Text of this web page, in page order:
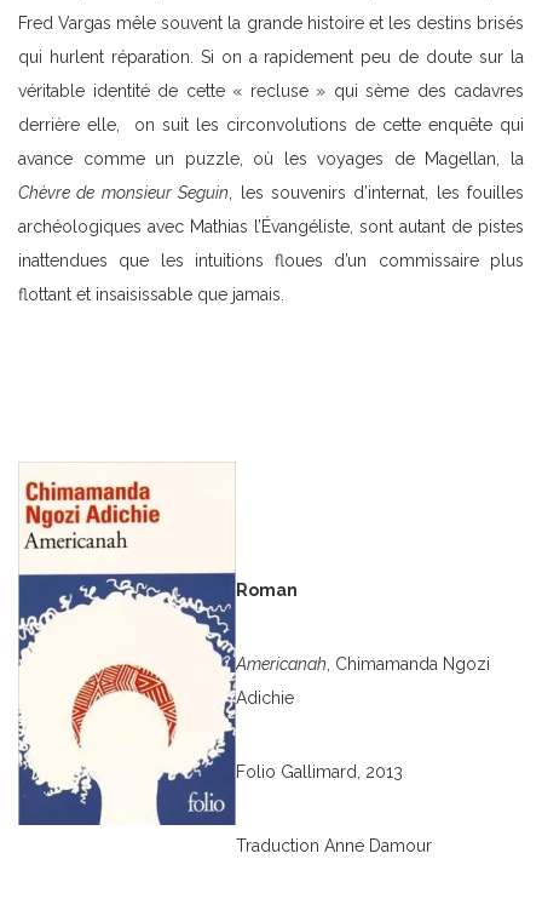
Fred Vargas mêle souvent la grande histoire et les destins brisés
qui hurlent réparation. Si on a rapidement peu de doute sur la
véritable identité de cette « recluse » qui sème des cadavres
derrière elle, on suit les circonvolutions de cette enquête qui
avance comme un puzzle, où les voyages de Magellan, la
Chèvre de monsieur Seguin , les souvenirs d’internat, les fouilles
archéologiques avec Mathias l’Évangéliste, sont autant de pistes
inattendues que les intuitions floues d’un commissaire plus
flottant et insaisissable que jamais.
Roman
Americanah , Chimamanda Ngozi
Adichie
Folio Gallimard, 2013
Traduction Anne Damour